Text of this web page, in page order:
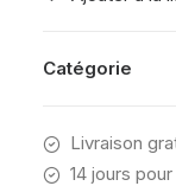
Catégorie
Livraison
14 jours